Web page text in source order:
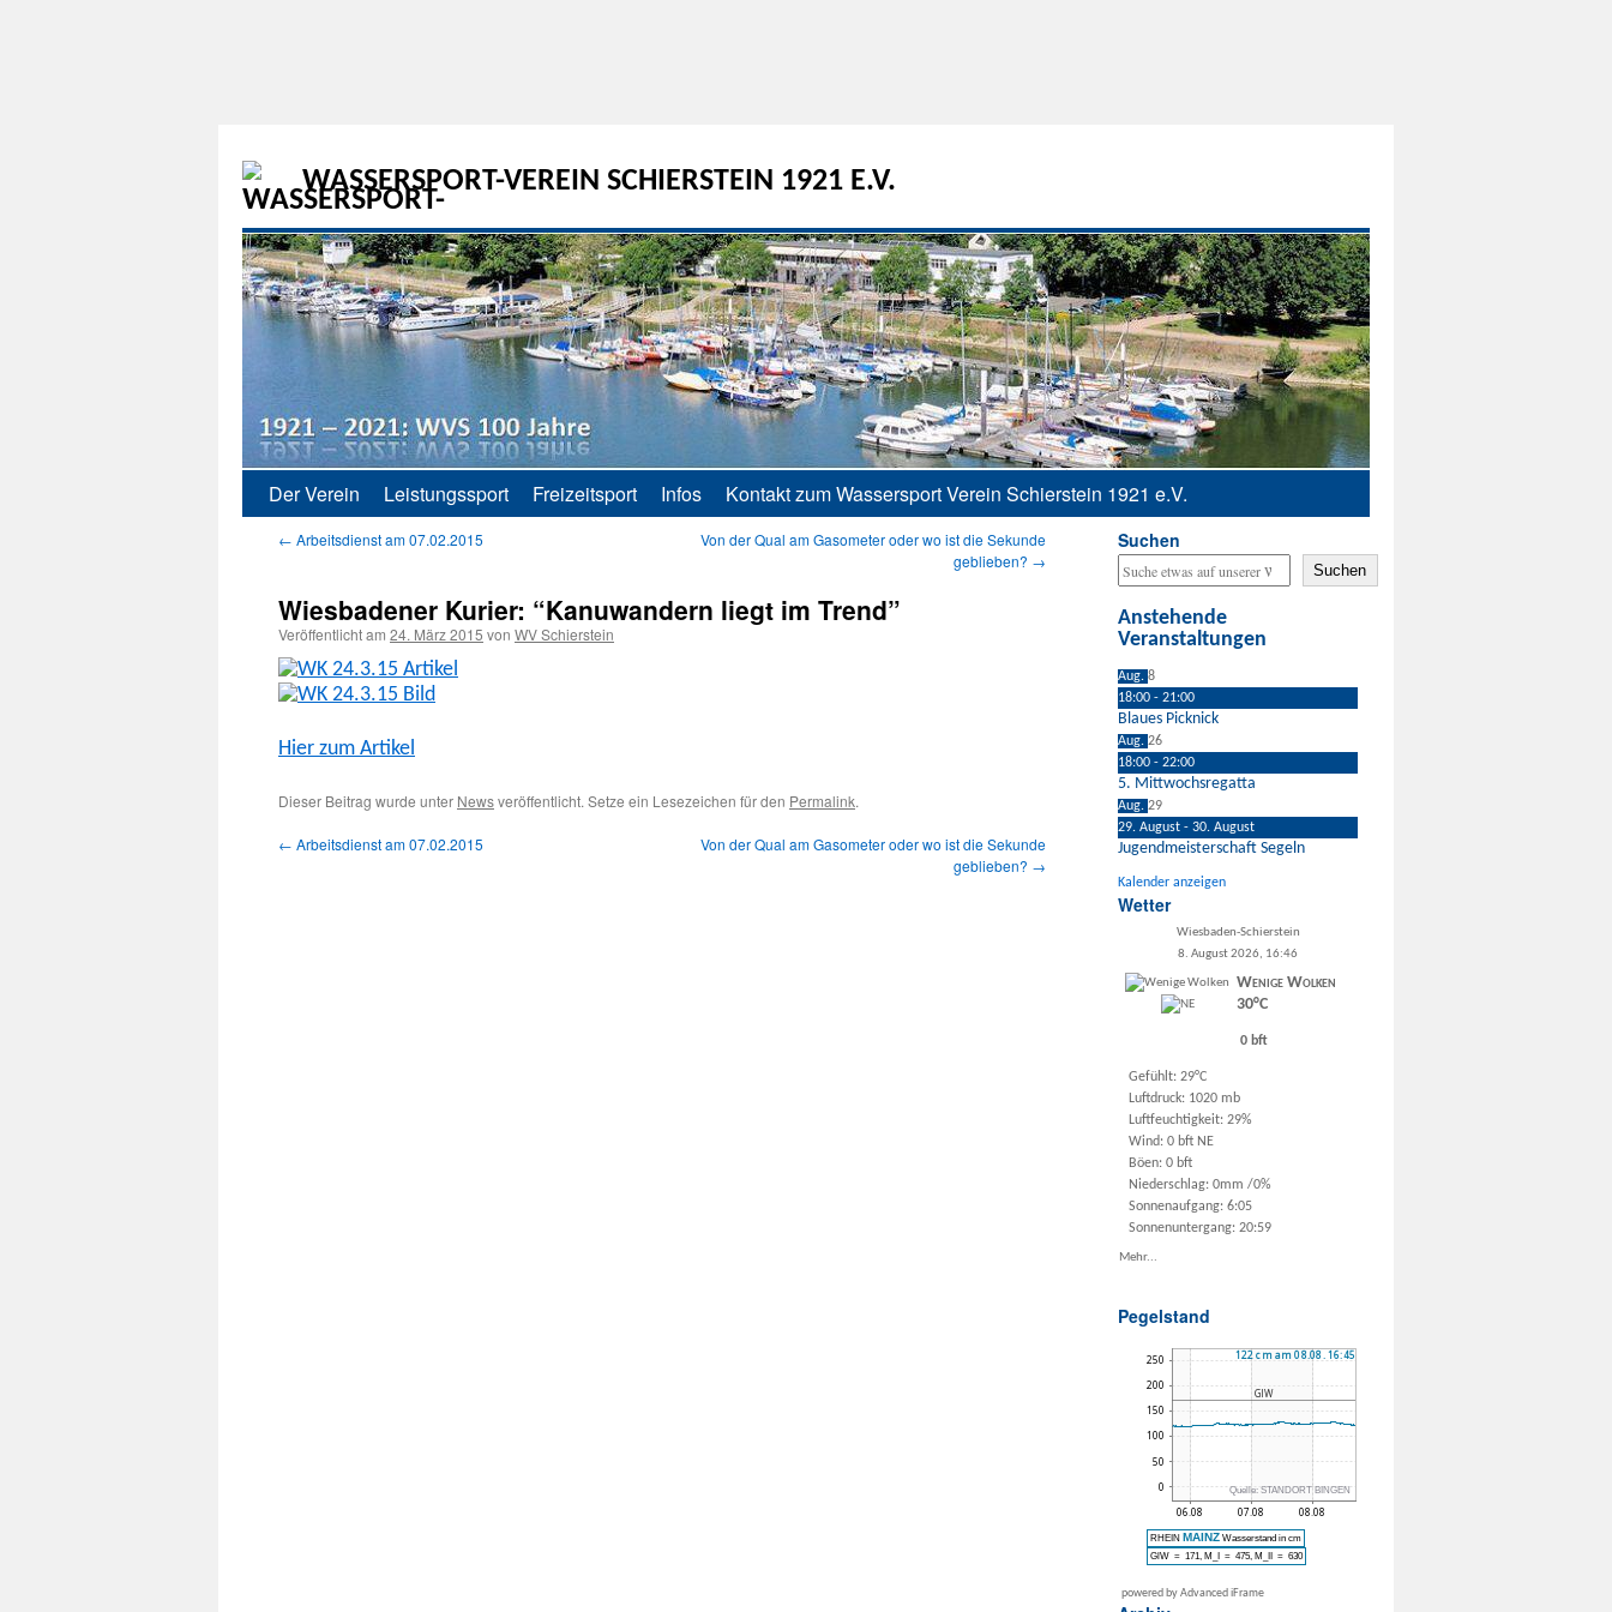
WASSERSPORT-VEREIN SCHIERSTEIN 1921 E.V.
Zum
Inhalt
Der Verein Leistungssport Freizeitsport Infos Kontakt zum Wassersport Verein Schierstein 1921 e.V.
← Arbeitsdienst am 07.02.2015
Von der Qual am Gasometer oder wo ist die Sekunde
geblieben? →
Wiesbadener Kurier: “Kanuwandern liegt im Trend”
Veröffentlicht am 24. März 2015 von WV Schierstein
Hier zum Artikel
Dieser Beitrag wurde unter Newsveröffentlicht. Setze ein Lesezeichen für den Permalink.
← Arbeitsdienst am 07.02.2015
Von der Qual am Gasometer oder wo ist die Sekunde
geblieben? →
Suchen
Suchen
Anstehende
Veranstaltungen
Aug. 8
18:00 - 21:00
Blaues Picknick
Aug. 26
18:00 - 22:00
5. Mittwochsregatta
Aug. 29
29. August - 30. August
Jugendmeisterschaft Segeln
Kalender anzeigen
Wetter
Wiesbaden-Schierstein
8. August 2026, 16:46
Wenige Wolken
30°C
0 bft
Gefühlt: 29°C
Luftdruck: 1020 mb
Luftfeuchtigkeit: 29%
Wind: 0 bft NE
Böen: 0 bft
Niederschlag: 0mm /0%
Sonnenaufgang: 6:05
Sonnenuntergang: 20:59
Mehr...
Pegelstand
powered by Advanced iFrame